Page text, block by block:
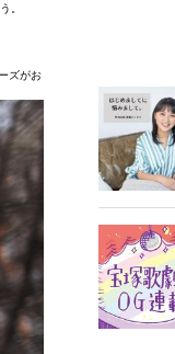
。
ズがお